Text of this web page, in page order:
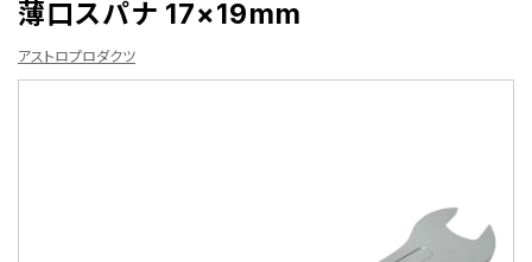
薄口スパナ 17×19mm
アストロプロダクツ